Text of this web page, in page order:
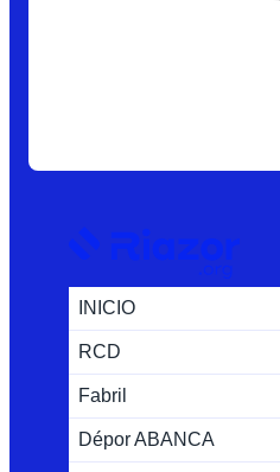
INICIO
RCD
Fabril
Dépor ABANCA